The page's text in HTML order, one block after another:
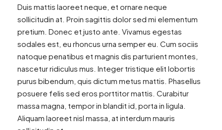
Duis mattis laoreet neque, et ornare neque
sollicitudin at. Proin sagittis dolor sed mi elementum
pretium. Donec et justo ante. Vivamus egestas
sodales est, eu rhoncus urna semper eu. Cum sociis
natoque penatibus et magnis dis parturient montes,
nascetur ridiculus mus. Integer tristique elit lobortis
purus bibendum, quis dictum metus mattis. Phasellus
posuere felis sed eros porttitor mattis. Curabitur
massa magna, tempor in blandit id, porta in ligula.
Aliquam laoreet nisl massa, at interdum mauris